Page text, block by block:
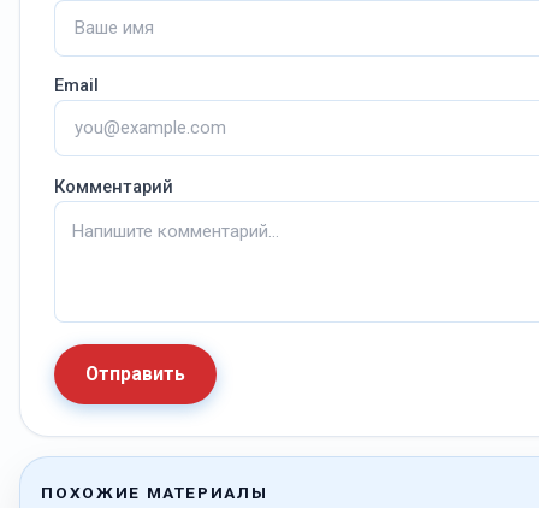
Email
Комментарий
Отправить
ПОХОЖИЕ МАТЕРИАЛЫ